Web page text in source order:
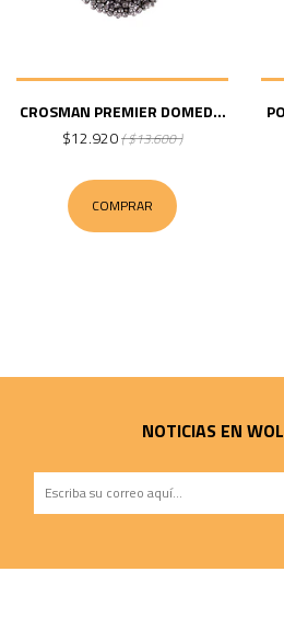
CROSMAN PREMIER DOMED...
$12.920( $13.600 )
COMPRAR
NOTICIAS EN